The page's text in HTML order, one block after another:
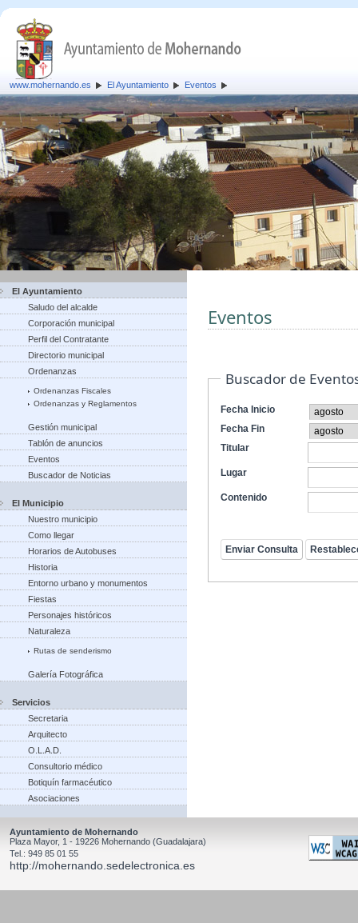
www.mohernando.es El Ayuntamiento Eventos
El Ayuntamiento
Saludo del alcalde
Corporación municipal
Perfil del Contratante
Directorio municipal
Ordenanzas
Ordenanzas Fiscales
Ordenanzas y Reglamentos
Gestión municipal
Tablón de anuncios
Eventos
Buscador de Noticias
El Municipio
Nuestro municipio
Como llegar
Horarios de Autobuses
Historia
Entorno urbano y monumentos
Fiestas
Personajes históricos
Naturaleza
Rutas de senderismo
Galería Fotográfica
Servicios
Secretaria
Arquitecto
O.L.A.D.
Consultorio médico
Botiquín farmacéutico
Asociaciones
Eventos
Buscador de
Fecha Inicio
Fecha Fin
Titular
Lugar
Contenido
Ayuntamiento de Mohernando
Plaza Mayor, 1 - 19226 Mohernando (Guadalajara)
Tel.: 949 85 01 55
http://mohernando.sedelectronica.es